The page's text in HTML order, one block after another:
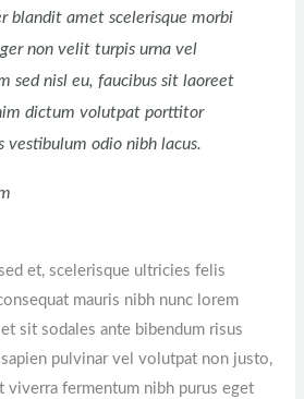
blandit amet scelerisque morbi
non velit turpis urna vel
sed nisl eu, faucibus sit laoreet
dictum volutpat porttitor
vestibulum odio nibh lacus.
et, scelerisque ultricies felis
mauris nibh nunc lorem
sit sodales ante bibendum risus
pulvinar vel volutpat non justo,
fermentum nibh purus eget